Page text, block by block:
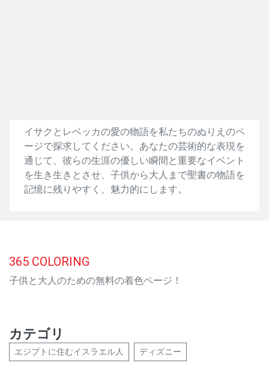
イサクとレベッカの愛の物語を私たちのぬりえのペ
ージで探求してください。あなたの芸術的な表現を
通じて、彼らの生涯の優しい瞬間と重要なイベント
を生き生きとさせ、子供から大人まで聖書の物語を
記憶に残りやすく、魅力的にします。
365 COLORING
子供と大人のための無料の着色ページ！
カテゴリ
エジプトに住むイスラエル人 ディズニー